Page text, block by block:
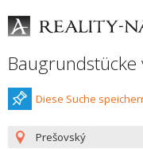
Diese Suche
Prešovský